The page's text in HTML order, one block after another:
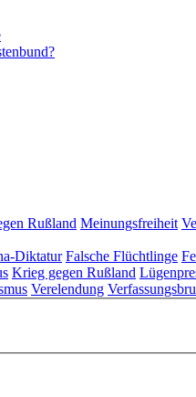
Rußland Meinungsfreiheit
Diktatur Falsche Flüchtlinge
Krieg gegen Rußland
Verelendung